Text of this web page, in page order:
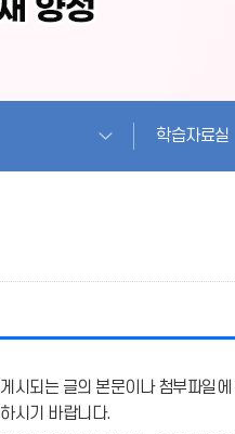
학습자료실
게시되는 글의 본문이나 첨부파일에
하시기 바랍니다.